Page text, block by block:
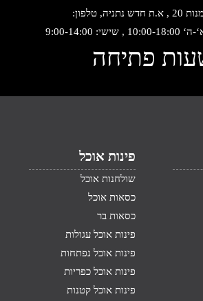
טלפון:
9:00-14:00
פתיחה
פינות אוכל
שולחנות אוכל
כסאות אוכל
כסאות בר
פינות אוכל עגולות
פינות אוכל נפתחות
פינות אוכל כפריות
פינות אוכל קטנות